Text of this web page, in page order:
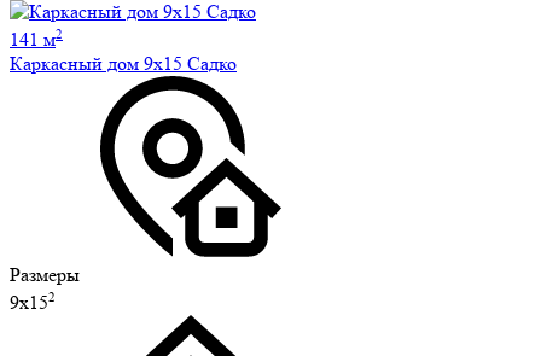
141 м2
Каркасный дом 9х15 Садко
Размеры
9х152